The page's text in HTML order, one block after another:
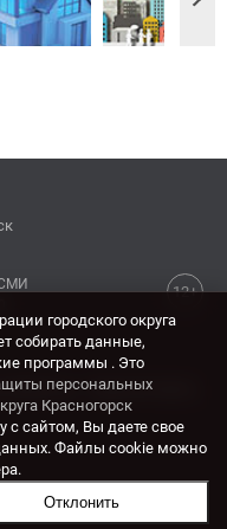
12+
г. Красногорск,
городского округа
собирать данные,
программы . Это
персональных
Красногорск
с сайтом, Вы даете свое
Файлы cookie можно
Отклонить